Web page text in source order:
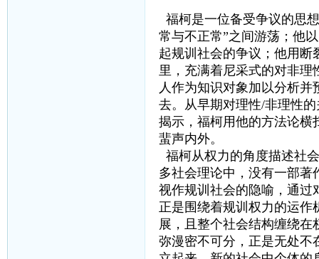
福柯是一位备受争议的思
常与不正常”之间游荡；他
起规训社会的争议；他用断
里，充满着尼采式的对非理
人作为知识对象加以分析
去。从早期对理性/非理性
揭示，福柯用他的方法论横
蜚声内外。
福柯从权力的角度描述社
多社会理论中，没有一部著
视作规训社会的隐喻，通过
正是围绕着规训权力的运作
展，且整个社会结构缠绕
弥漫密不可分，正是无处不